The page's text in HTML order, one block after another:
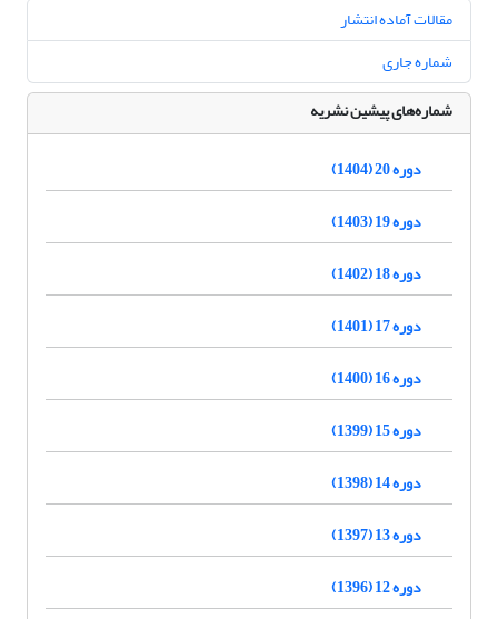
مقالات آماده انتشار
شماره جاری
شماره‌های پیشین نشریه
دوره 20 (1404)
دوره 19 (1403)
دوره 18 (1402)
دوره 17 (1401)
دوره 16 (1400)
دوره 15 (1399)
دوره 14 (1398)
دوره 13 (1397)
دوره 12 (1396)